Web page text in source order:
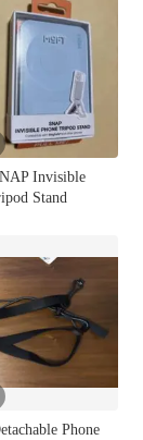
Invisible
Stand
Phone